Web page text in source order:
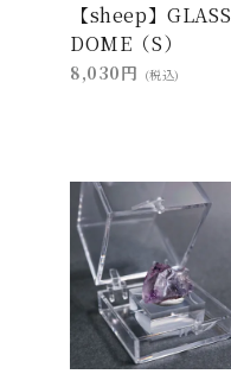
【sheep】GLASS
DOME（S）
8,030円 (税込)